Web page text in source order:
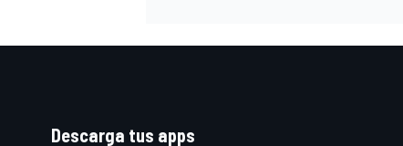
Descarga tus apps